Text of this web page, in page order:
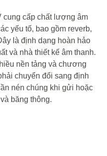
cung cấp chất lượng âm
yếu tố, bao gồm reverb,
là định dạng hoàn hảo
và nhà thiết kế âm thanh.
nền tảng và chương
chuyển đổi sang định
nén chúng khi gửi hoặc
băng thông.